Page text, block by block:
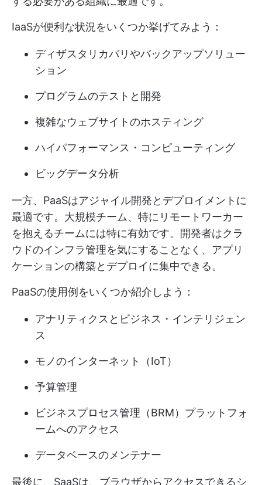
IaaSが便利な状況をいくつか挙げてみよう：
ディザスタリカバリやバックアップソリュー
ション
プログラムのテストと開発
複雑なウェブサイトのホスティング
ハイパフォーマンス・コンピューティング
ビッグデータ分析
一方、PaaSはアジャイル開発とデプロイメントに
最適です。大規模チーム、特にリモートワーカー
を抱えるチームには特に有効です。開発者はクラ
ウドのインフラ管理を気にすることなく、アプリ
ケーションの構築とデプロイに集中できる。
PaaSの使用例をいくつか紹介しよう：
アナリティクスとビジネス・インテリジェン
ス
モノのインターネット（IoT）
予算管理
ビジネスプロセス管理（BRM）プラットフォ
ームへのアクセス
データベースのメンテナー
最後に、SaaSは、ブラウザからアクセスできるシ